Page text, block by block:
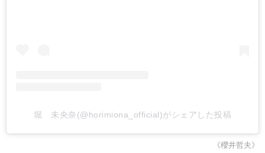
堀 未央奈(@horimiona_official)がシェアした投稿
《櫻井哲夫》